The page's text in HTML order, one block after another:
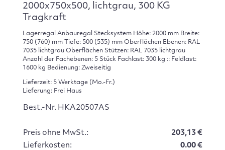
2000x750x500, lichtgrau, 300 KG
Tragkraft
Lagerregal Anbauregal Stecksystem Höhe: 2000 mm Breite:
750 (760) mm Tiefe: 500 (535) mm Oberflächen Ebenen: RAL
7035 lichtgrau Oberflächen Stützen: RAL 7035 lichtgrau
Anzahl der Fachebenen: 5 Stück Fachlast: 300 kg :: Feldlast:
1600 kg Bedienung: Zweiseitig
Lieferzeit: 5 Werktage (Mo.-Fr.)
Lieferung: Frei Haus
Best.-Nr. HKA20507AS
Preis ohne MwSt.:
203,13 €
Lieferkosten:
0.00 €